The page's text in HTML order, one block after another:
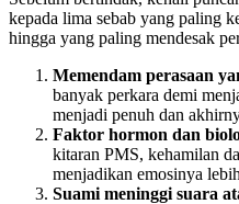
kepada lima sebab yang paling
hingga yang paling mendesak
Memendam perasaan
banyak perkara demi
menjadi penuh dan
Faktor hormon dan
kitaran PMS, kehamilan
menjadikan emosinya
Suami meninggi suara